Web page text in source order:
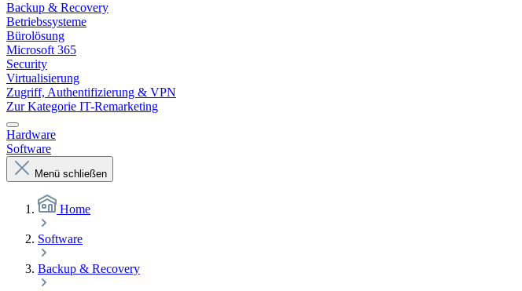
Backup & Recovery
Betriebssysteme
Bürolösung
Microsoft 365
Security
Virtualisierung
Zugriff, Authentifizierung & VPN
Zur Kategorie IT-Remarketing
Hardware
Software
Menü schließen
Home
Software
Backup & Recovery